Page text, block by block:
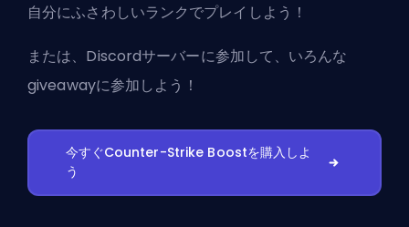
自分にふさわしいランクでプレイしよう！
または、 Discordサーバーに参加して、いろんな
giveawayに参加しよう！
今すぐCounter-Strike Boostを購入しよ
う